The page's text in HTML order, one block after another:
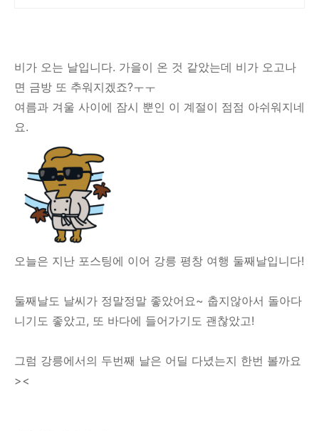
비가 오는 날입니다. 가을이 온 것 같았는데 비가 오고나
면 금방 또 추워지겠죠?ㅜㅜ
여름과 겨울 사이에 잠시 뿐인 이 계절이 점점 아쉬워지네
요.
오늘은 지난 포스팅에 이어 강릉 평창 여행 둘째날입니다!
둘째날도 날씨가 정말정말 좋았어요~ 춥지않아서 돌아다
니기도 좋았고, 또 바다에 들어가기도 괜찮았고!
그럼 강릉에서의 두번째 날은 어딜 다녔는지 한번 볼까요
><